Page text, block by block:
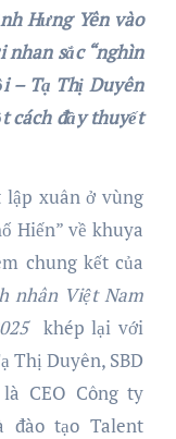
Hưng Yên vào
nhan sắc “nghìn
– Tạ Thị Duyên
cách đầy thuyết
xuân ở vùng
Hiến” về khuya
chung kết của
nhân Việt Nam
khép lại với
Thị Duyên, SBD
CEO Công ty
đào tạo Talent